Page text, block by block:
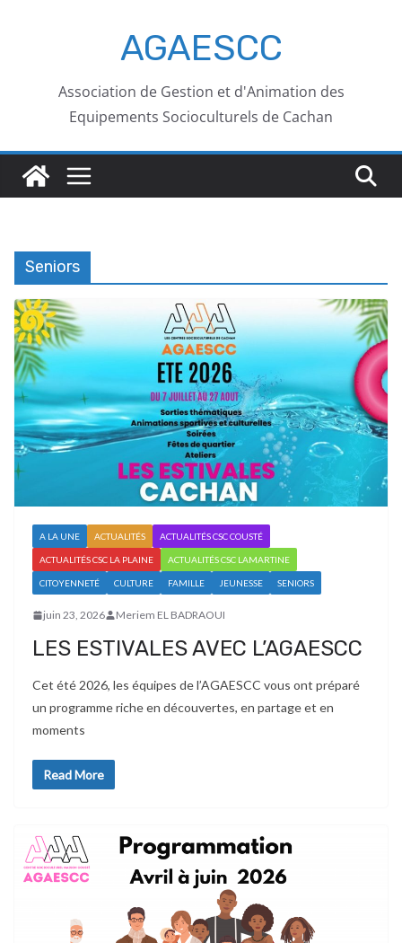
AGAESCC
Association de Gestion et d'Animation des
Equipements Socioculturels de Cachan
Seniors
A LA UNE ACTUALITÉS ACTUALITÉS CSC COUSTÉ
ACTUALITÉS CSC LA PLAINE ACTUALITÉS CSC LAMARTINE
CITOYENNETÉ CULTURE FAMILLE JEUNESSE SENIORS
juin 23, 2026 Meriem EL BADRAOUI
LES ESTIVALES AVEC L’AGAESCC
Cet été 2026, les équipes de l’AGAESCC vous ont préparé
un programme riche en découvertes, en partage et en
moments
Read More